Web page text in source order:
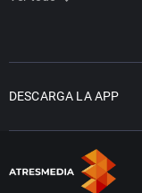
DESCARGA LA APP